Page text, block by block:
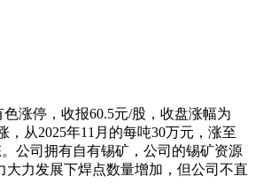
涨停，收报60.5元/股，收盘涨幅为
从2025年11月的每吨30万元，涨至
公司拥有自有锡矿，公司的锡矿资源
力发展下焊点数量增加，但公司不直